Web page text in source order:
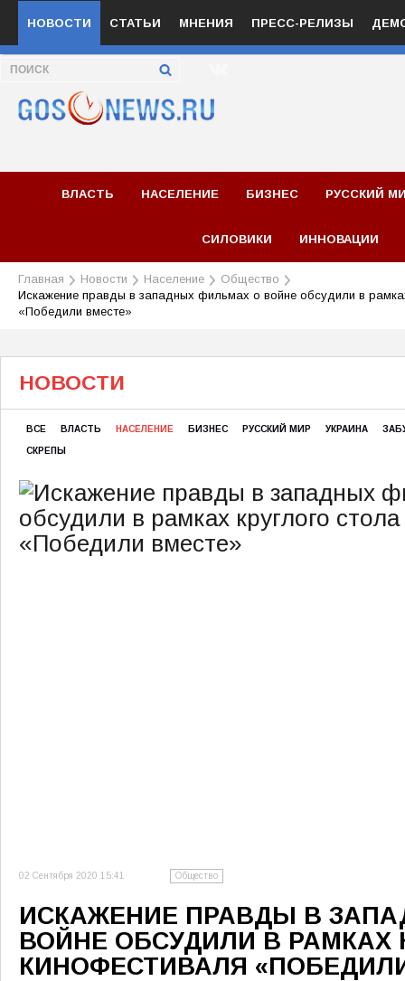
НОВОСТИ СТАТЬИ МНЕНИЯ ПРЕСС-РЕЛИЗЫ
ВЛАСТЬ НАСЕЛЕНИЕ БИЗНЕС РУССКИЙ
СИЛОВИКИ ИННОВАЦИИ
Главная Новости Население
Общество
Искажение правды в западных фильмах о войне обсудили в
«Победили вместе»
НОВОСТИ
ВСЕ ВЛАСТЬ НАСЕЛЕНИЕ БИЗНЕС РУССКИЙ МИР УКРАИНА
СКРЕПЫ
02 Сентября 2020 15:41 Общество
ИСКАЖЕНИЕ ПРАВДЫ В
ВОЙНЕ ОБСУДИЛИ В РАМКАХ
КИНОФЕСТИВАЛЯ